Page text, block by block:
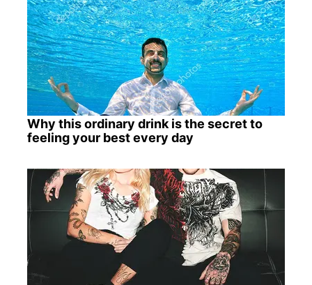
Why this ordinary drink is the secret to
feeling your best every day